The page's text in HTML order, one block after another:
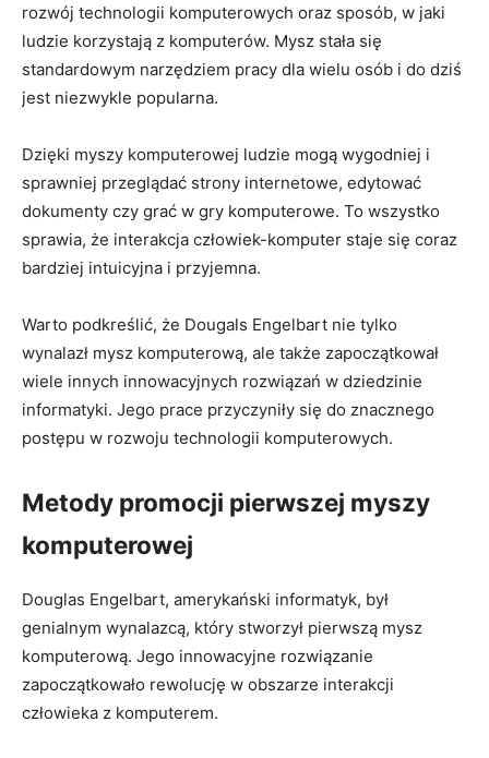
rozwój technologii ‌komputerowych oraz sposób, w jaki
ludzie korzystają z⁢ komputerów. Mysz stała ‍się
standardowym narzędziem pracy ​dla wielu osób​ i⁣ do dziś
jest niezwykle ⁢popularna.
Dzięki myszy komputerowej ludzie mogą⁣ wygodniej i
sprawniej ⁢przeglądać strony internetowe, edytować​
dokumenty czy grać w gry komputerowe. To wszystko
sprawia, że interakcja człowiek-komputer staje się coraz
bardziej intuicyjna i przyjemna.
Warto ‍podkreślić, że Dougals Engelbart nie tylko
wynalazł mysz komputerową, ale także zapoczątkował
wiele innych innowacyjnych‍ rozwiązań w dziedzinie​
informatyki. Jego prace przyczyniły się do​ znacznego
postępu w rozwoju technologii komputerowych.
Metody promocji pierwszej myszy
komputerowej
Douglas⁣ Engelbart,‍ amerykański informatyk, był​
genialnym wynalazcą, który stworzył pierwszą mysz
komputerową. Jego ​innowacyjne‍ rozwiązanie
zapoczątkowało rewolucję w obszarze interakcji
człowieka ‍z komputerem.